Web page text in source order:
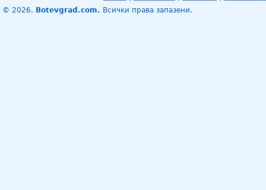
© 2026. Botevgrad.com. Всички права запазени.